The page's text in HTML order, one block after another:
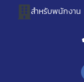
สำหรับพนักงาน